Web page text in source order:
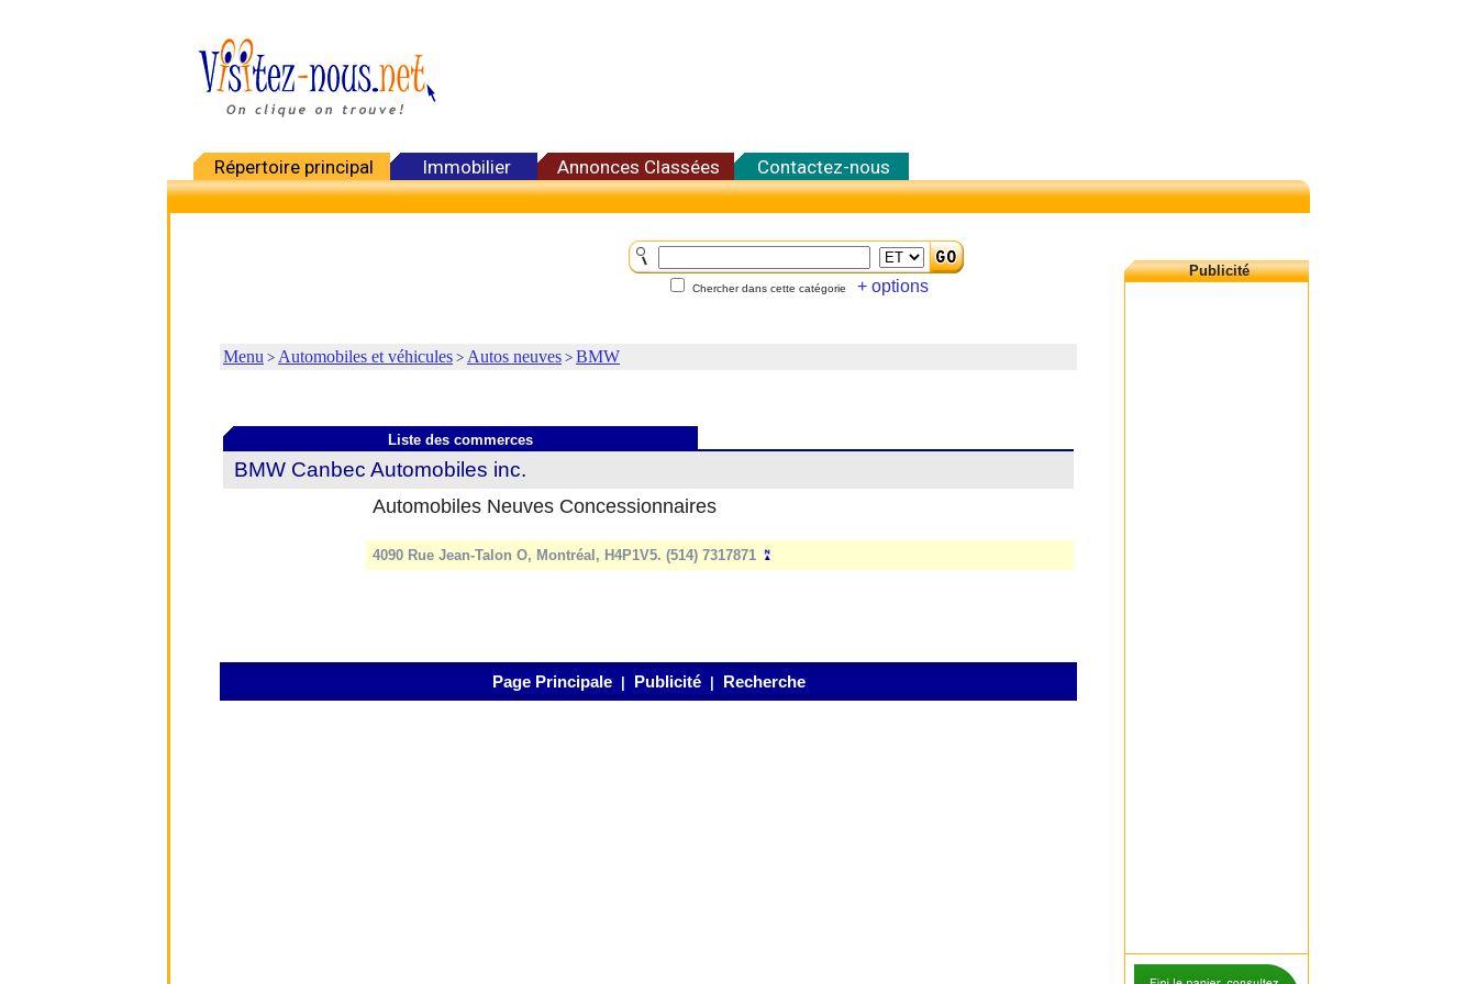
Répertoire principal Immobilier Annonces Classées Contactez-nous
Chercher dans cette catégorie + options
Menu > Automobiles et véhicules > Autos neuves > BMW
Liste des commerces
BMW Canbec Automobiles inc.
Automobiles Neuves Concessionnaires
4090 Rue Jean-Talon O, Montréal, H4P1V5. (514) 7317871
Page Principale| Publicité| Recherche
Publicité